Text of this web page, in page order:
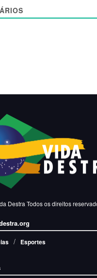
Destra Todos os direitos
Esportes